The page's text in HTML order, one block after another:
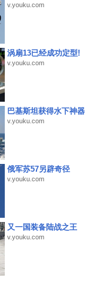
v.youku.com
涡扇13已经成功定型!
v.youku.com
巴基斯坦获得水下神器
v.youku.com
俄军苏57另辟奇径
v.youku.com
又一国装备陆战之王
v.youku.com